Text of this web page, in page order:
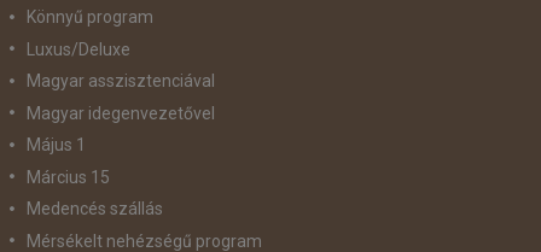
Könnyű program
Luxus/Deluxe
Magyar asszisztenciával
Magyar idegenvezetővel
Május 1
Március 15
Medencés szállás
Mérsékelt nehézségű program